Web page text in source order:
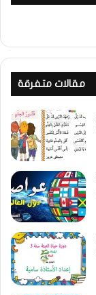
مقالات متفرقة